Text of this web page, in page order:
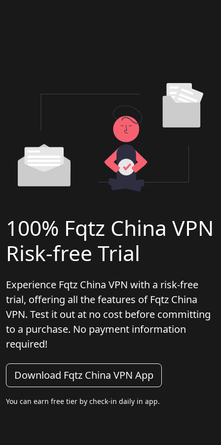
100% Fqtz China VPN
Risk-free Trial
Experience Fqtz China VPN with a risk-free
trial, offering all the features of Fqtz China
VPN. Test it out at no cost before committing
to a purchase. No payment information
required!
Download Fqtz China VPN App
You can earn free tier by check-in daily in app.